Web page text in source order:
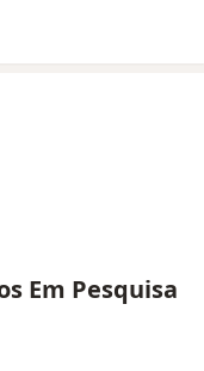
Em Pesquisa